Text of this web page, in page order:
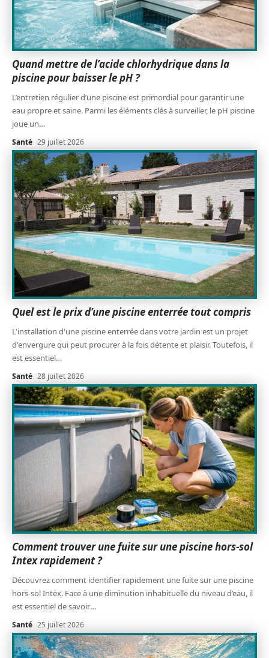
Quand mettre de l’acide chlorhydrique dans la
piscine pour baisser le pH ?
L’entretien régulier d’une piscine est primordial pour garantir une
eau propre et saine. Parmi les éléments clés à surveiller, le pH piscine
joue un…
Santé 29 juillet 2026
Quel est le prix d’une piscine enterrée tout compris
L'installation d'une piscine enterrée dans votre jardin est un projet
d'envergure qui peut procurer à la fois détente et plaisir. Toutefois, il
est essentiel…
Santé 28 juillet 2026
Comment trouver une fuite sur une piscine hors-sol
Intex rapidement ?
Découvrez comment identifier rapidement une fuite sur une piscine
hors-sol Intex. Face à une diminution inhabituelle du niveau d’eau, il
est essentiel de savoir…
Santé 25 juillet 2026